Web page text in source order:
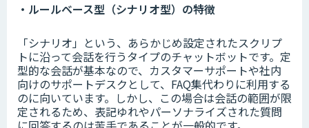
・ルールベース型（シナリオ型）の特徴
「シナリオ」という、あらかじめ設定されたスクリプ
トに沿って会話を行うタイプのチャットボットです。定
型的な会話が基本なので、カスタマーサポートや社内
向けのサポートデスクとして、FAQ集代わりに利用する
のに向いています。しかし、この場合は会話の範囲が限
定されるため、表記ゆれやパーソナライズされた質問